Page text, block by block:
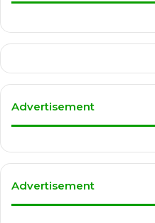
Advertisement
Advertisement